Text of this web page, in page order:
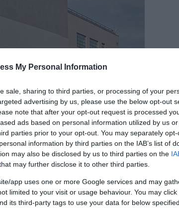
My Personal Information
sale, sharing to third parties, or processing of your
advertising by us, please use the below opt-out
note that after your opt-out request is processed
ads based on personal information utilized by us
parties prior to your opt-out. You may separately
information by third parties on the IAB’s list of
may also be disclosed by us to third parties on the
may further disclose it to other third parties.
app uses one or more Google services and may
limited to your visit or usage behaviour. You may
its third-party tags to use your data for below
és diákok számára, akik neves